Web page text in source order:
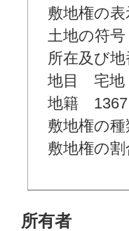
敷地権の表
土地の符
所在及び
地目 宅地
地籍
敷地権の
敷地権の
所有者